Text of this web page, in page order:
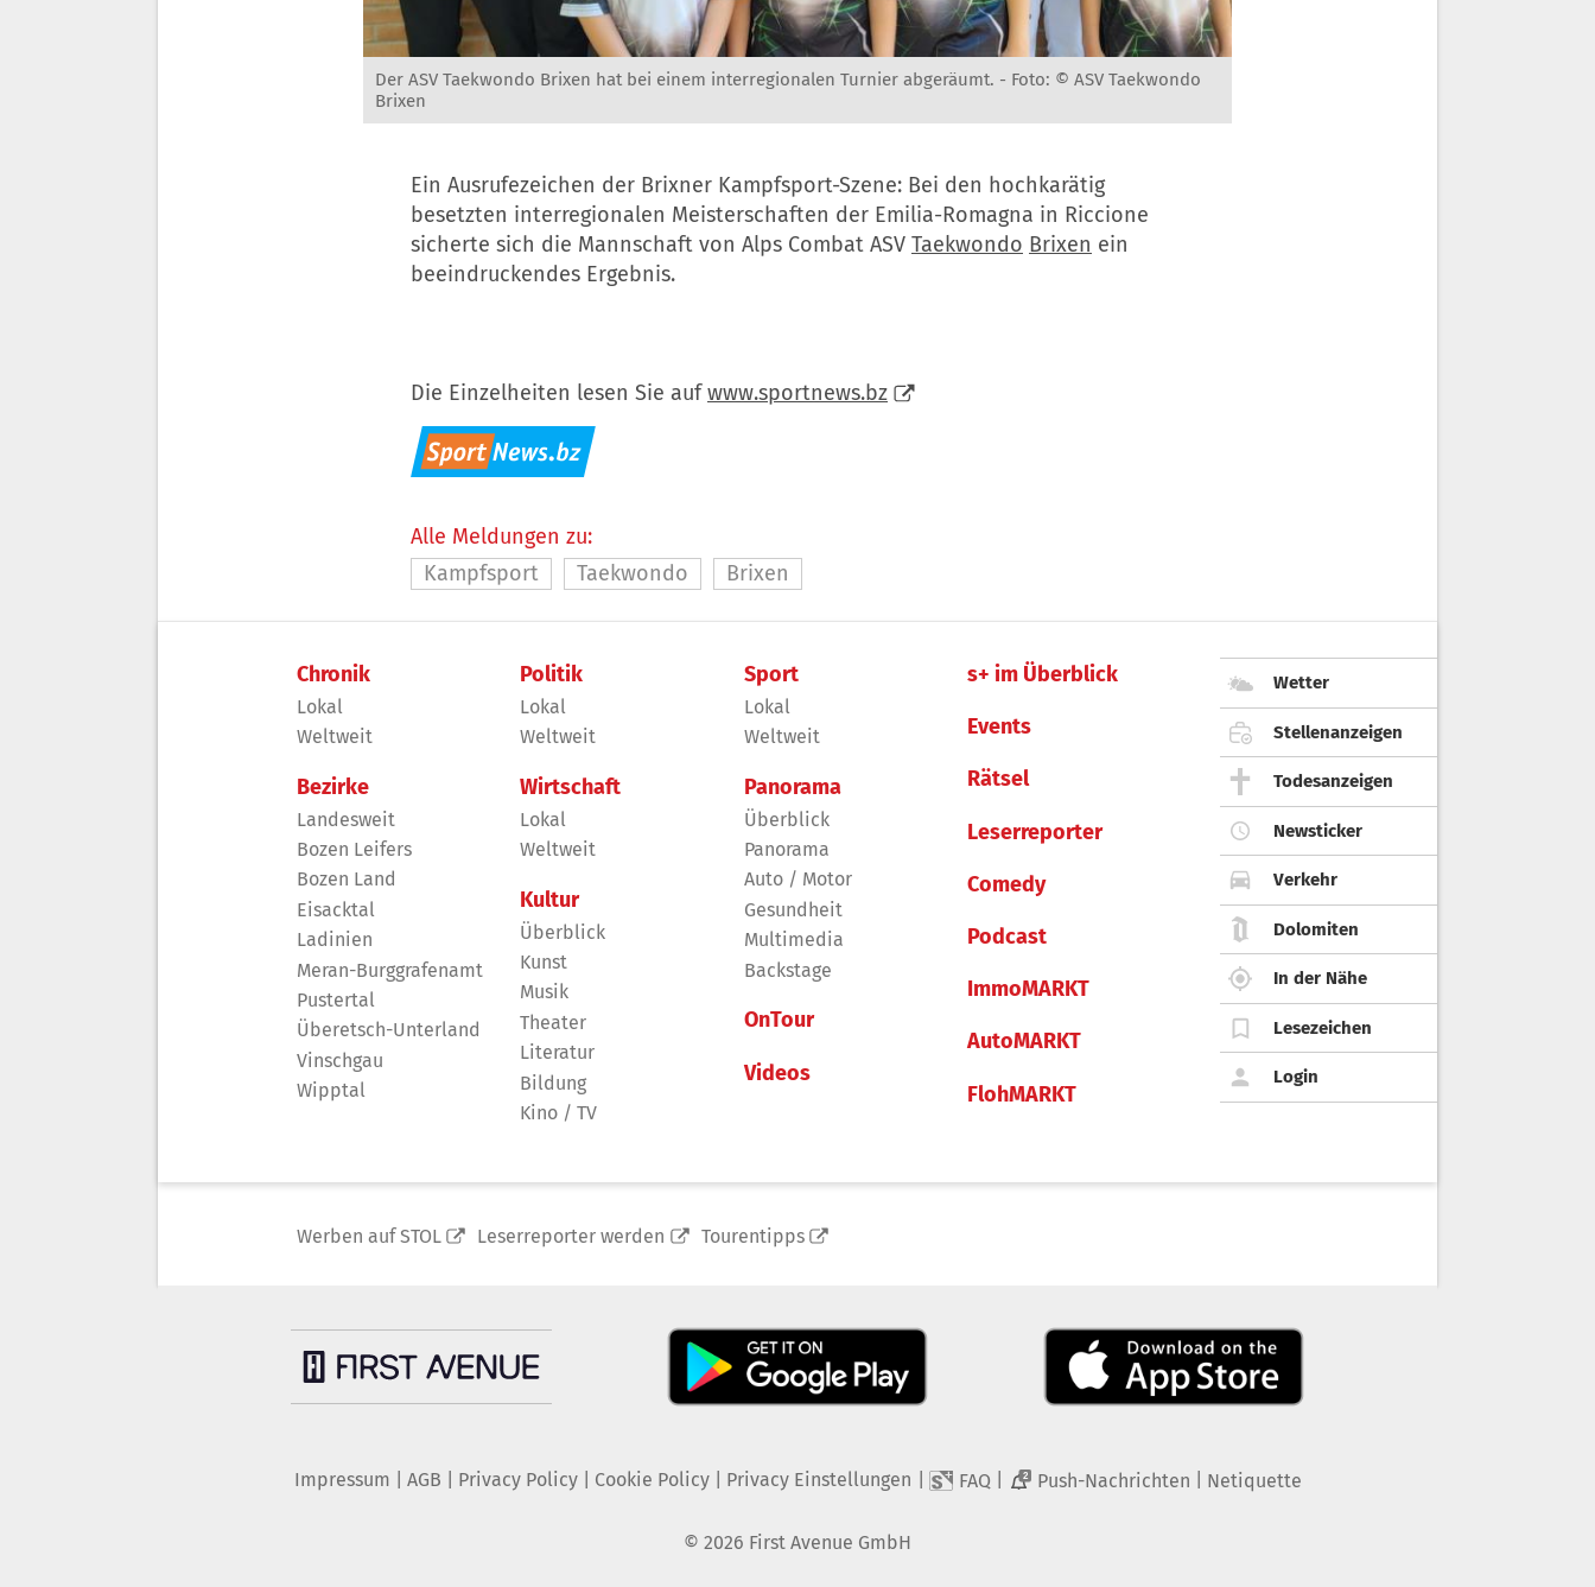
Der ASV Taekwondo Brixen hat bei einem interregionalen Turnier abgeräumt. - Foto: © ASV Taekwondo
Brixen
Ein Ausrufezeichen der Brixner Kampfsport-Szene: Bei den hochkarätig
besetzten interregionalen Meisterschaften der Emilia-Romagna in Riccione
sicherte sich die Mannschaft von Alps Combat ASV Taekwondo Brixen ein
beeindruckendes Ergebnis.
Die Einzelheiten lesen Sie aufwww.sportnews.bz
Alle Meldungen zu:
Kampfsport
Taekwondo Brixen
Chronik
Lokal
Weltweit
Bezirke
Landesweit
Bozen Leifers
Bozen Land
Eisacktal
Ladinien
Meran-Burggrafenamt
Pustertal
Überetsch-Unterland
Vinschgau
Wipptal
Politik
Lokal
Weltweit
Wirtschaft
Lokal
Weltweit
Kultur
Überblick
Kunst
Musik
Theater
Literatur
Bildung
Kino / TV
Sport
Lokal
Weltweit
Panorama
Überblick
Panorama
Auto / Motor
Gesundheit
Multimedia
Backstage
OnTour
Videos
s+ im Überblick
Events
Rätsel
Leserreporter
Comedy
Podcast
ImmoMARKT
AutoMARKT
FlohMARKT
Wetter
Stellenanzeigen
Todesanzeigen
Newsticker
Verkehr
Dolomiten
In der Nähe
Lesezeichen
Login
Werben auf STOL Leserreporter werden Tourentipps
Impressum AGB Privacy Policy| Cookie Policy| Privacy Einstellungen FAQ 2 Push-Nachrichten Netiquette
© 2026 First Avenue GmbH